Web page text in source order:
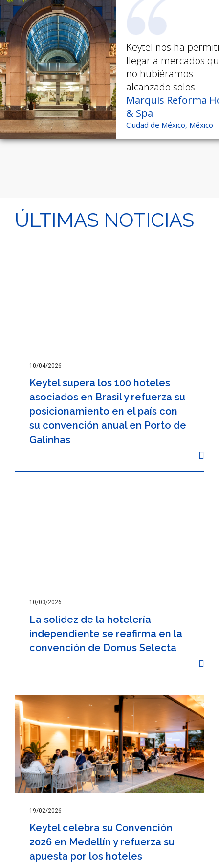
Keytel nos ha
llegar a mercados
no hubiéramos
alcanzado solos
Marquis Reforma
& Spa
Ciudad de México, México
ÚLTIMAS NOTICIAS
10/04/2026
Keytel supera los 100 hoteles
asociados en Brasil y refuerza su
posicionamiento en el país con
su convención anual en Porto de
Galinhas
10/03/2026
La solidez de la hotelería
independiente se reafirma en la
convención de Domus Selecta
19/02/2026
Keytel celebra su Convención
2026 en Medellín y refuerza su
apuesta por los hoteles